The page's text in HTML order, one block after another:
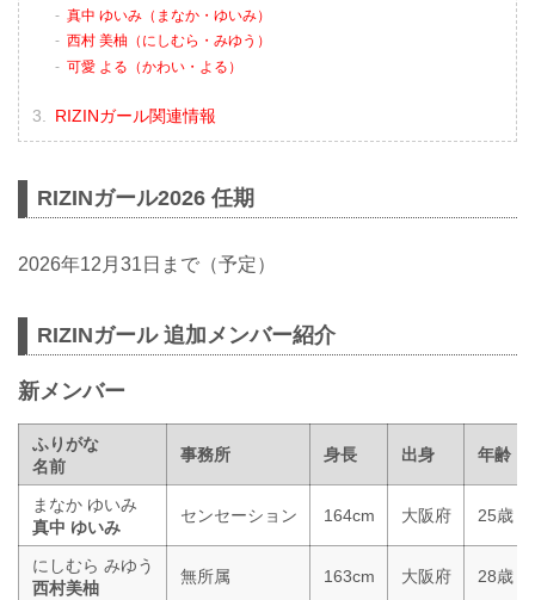
真中 ゆいみ（まなか・ゆいみ）
西村 美柚（にしむら・みゆう）
可愛 よる（かわい・よる）
RIZINガール関連情報
RIZINガール2026 任期
2026年12月31日まで（予定）
RIZINガール 追加メンバー紹介
新メンバー
ふりがな
名前
事務所 身長 出身 年齢
まなか ゆいみ
真中 ゆいみ
センセーション 164cm 大阪府 25歳
にしむら みゆう
西村美柚
無所属 163cm 大阪府 28歳